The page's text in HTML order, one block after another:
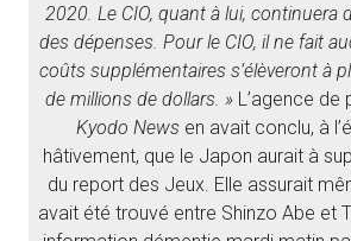
2020. Le CIO, quant à lui, continuera
des dépenses. Pour le CIO, il ne fait
coûts supplémentaires s’élèveront à
de millions de dollars. » L’agence de
Kyodo News en avait conclu, à
hâtivement, que le Japon aurait à
du report des Jeux. Elle assurait
avait été trouvé entre Shinzo Abe et